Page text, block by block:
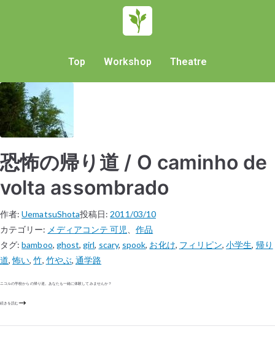
Top Workshop Theatre
恐怖の帰り道 / O caminho de
volta assombrado
作者:UematsuShota投稿日: 2011/03/10
カテゴリー: メディアコンテ 可児 、作品
タグ:bamboo, ghost,girl, scary, spook, お化け, フィリピン,小学生, 帰り
道,怖い,竹, 竹やぶ, 通学路
ニコルの学校からの帰り道。あなたも一緒に体験してみませんか？
続きを読む